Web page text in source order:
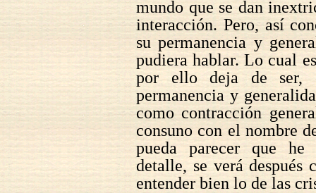
mundo que se dan
interacción. Pero, así
su permanencia y
pudiera hablar. Lo cual
por ello deja de ser,
permanencia y
como contracción
consuno con el nombre
pueda parecer que he
detalle, se verá después
entender bien lo de las